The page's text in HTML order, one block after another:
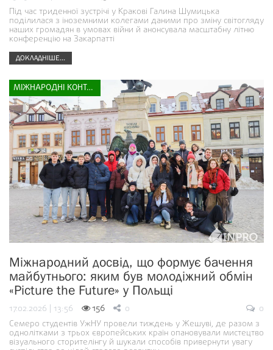
Під час триденної зустрічі у Кракові Галина Шумицька
поділилася з іноземними колегами даними про зміну світогляду
наших громадян в умовах війни й анонсувала масштабну літню
конференцію на Закарпатті
ДОКЛАДНІШЕ...
МІЖНАРОДНІ КОНТАКТИ
Міжнародний досвід, що формує бачення
майбутнього: яким був молодіжний обмін
«Picture the Future» у Польщі
17.02.2026 | 13:56 156 0
0
Семеро студентів УжНУ провели тиждень у Жешуві, де разом з
однолітками з трьох європейських країн опановували мистецтво
візуального сторителінгу й шукали способів привернути увагу